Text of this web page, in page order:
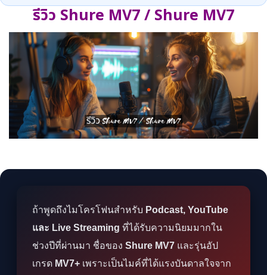
รีวิว Shure MV7 / Shure MV7
ถ้าพูดถึงไมโครโฟนสำหรับ Podcast, YouTube
และ Live Streaming ที่ได้รับความนิยมมากใน
ช่วงปีที่ผ่านมา ชื่อของ Shure MV7 และรุ่นอัป
เกรด MV7+ เพราะเป็นไมค์ที่ได้แรงบันดาลใจจาก